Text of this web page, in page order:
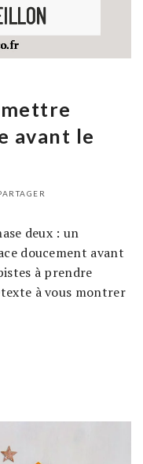
avant le
deux : un
doucement avant
à prendre
à vous montrer